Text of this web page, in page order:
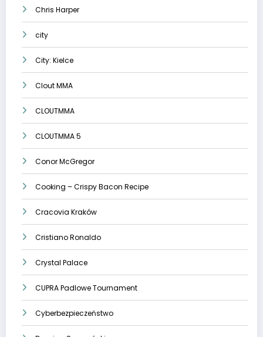
Chris Harper
city
City: Kielce
Clout MMA
CLOUTMMA
CLOUTMMA 5
Conor McGregor
Cooking – Crispy Bacon Recipe
Cracovia Kraków
Cristiano Ronaldo
Crystal Palace
CUPRA Padlowe Tournament
Cyberbezpieczeństwo